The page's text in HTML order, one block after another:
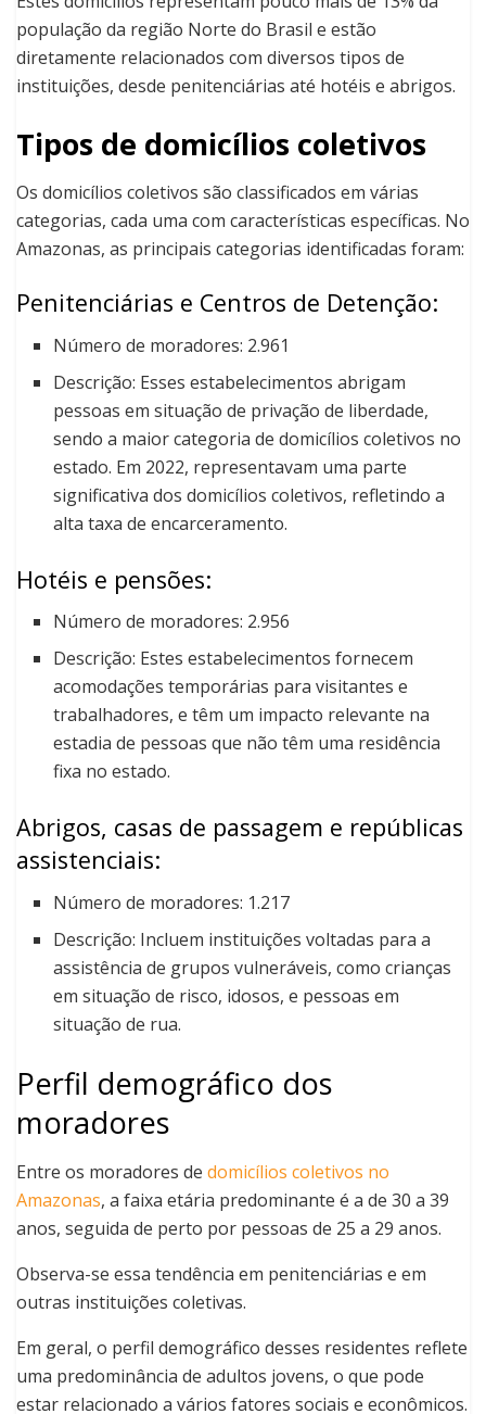
população da região Norte do Brasil e estão
diretamente relacionados com diversos tipos de
instituições, desde penitenciárias até hotéis e abrigos.
Tipos de domicílios coletivos
Os domicílios coletivos são classificados em várias
categorias, cada uma com características específicas. No
Amazonas, as principais categorias identificadas foram:
Penitenciárias e Centros de Detenção:
Número de moradores: 2.961
Descrição: Esses estabelecimentos abrigam
pessoas em situação de privação de liberdade,
sendo a maior categoria de domicílios coletivos no
estado. Em 2022, representavam uma parte
significativa dos domicílios coletivos, refletindo a
alta taxa de encarceramento.
Hotéis e pensões:
Número de moradores: 2.956
Descrição: Estes estabelecimentos fornecem
acomodações temporárias para visitantes e
trabalhadores, e têm um impacto relevante na
estadia de pessoas que não têm uma residência
fixa no estado.
Abrigos, casas de passagem e repúblicas
assistenciais:
Número de moradores: 1.217
Descrição: Incluem instituições voltadas para a
assistência de grupos vulneráveis, como crianças
em situação de risco, idosos, e pessoas em
situação de rua.
Perfil demográfico dos
moradores
Entre os moradores de domicílios coletivos no
Amazonas, a faixa etária predominante é a de 30 a 39
anos, seguida de perto por pessoas de 25 a 29 anos.
Observa-se essa tendência em penitenciárias e em
outras instituições coletivas.
Em geral, o perfil demográfico desses residentes reflete
uma predominância de adultos jovens, o que pode
estar relacionado a vários fatores sociais e econômicos.